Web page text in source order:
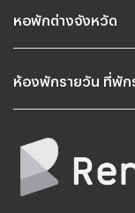
หอพักต่างจังหวัด
ห้องพักรายวัน ที่พัก